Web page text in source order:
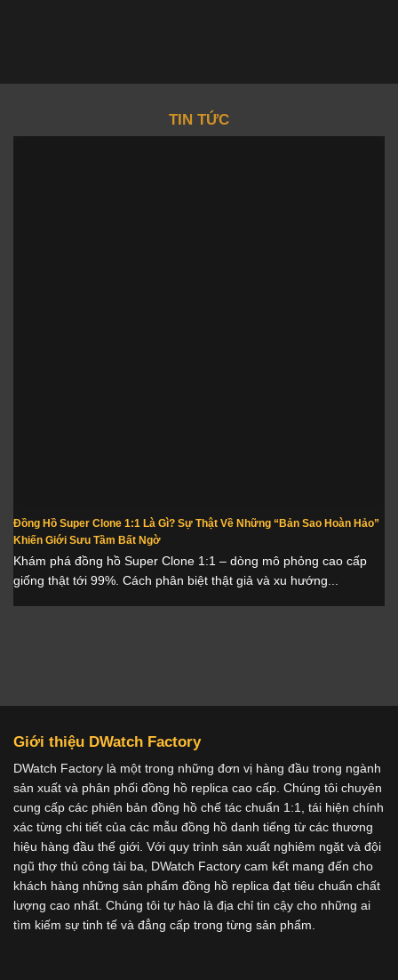
TIN TỨC
Đồng Hồ Super Clone 1:1 Là Gì? Sự Thật Về Những “Bản Sao Hoàn Hảo”
Khiến Giới Sưu Tầm Bất Ngờ
Khám phá đồng hồ Super Clone 1:1 – dòng mô phỏng cao cấp
giống thật tới 99%. Cách phân biệt thật giả và xu hướng...
Giới thiệu DWatch Factory
DWatch Factory là một trong những đơn vị hàng đầu trong ngành
sản xuất và phân phối đồng hồ replica cao cấp. Chúng tôi chuyên
cung cấp các phiên bản đồng hồ chế tác chuẩn 1:1, tái hiện chính
xác từng chi tiết của các mẫu đồng hồ danh tiếng từ các thương
hiệu hàng đầu thế giới. Với quy trình sản xuất nghiêm ngặt và đội
ngũ thợ thủ công tài ba, DWatch Factory cam kết mang đến cho
khách hàng những sản phẩm đồng hồ replica đạt tiêu chuẩn chất
lượng cao nhất. Chúng tôi tự hào là địa chỉ tin cậy cho những ai
tìm kiếm sự tinh tế và đẳng cấp trong từng sản phẩm.